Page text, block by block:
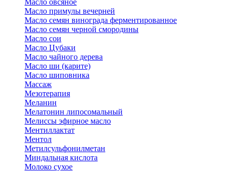
Масло овсяное
Масло примулы вечерней
Масло семян винограда ферментированное
Масло семян черной смородины
Масло сои
Масло Цубаки
Масло чайного дерева
Масло ши (карите)
Масло шиповника
Массаж
Мезотерапия
Меланин
Мелатонин липосомальный
Мелиссы эфирное масло
Ментиллактат
Ментол
Метилсульфонилметан
Миндальная кислота
Молоко сухое